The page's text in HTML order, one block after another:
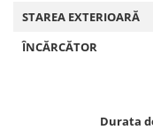
STAREA EXTERIOARĂ
ÎNCĂRCĂTOR
Durata